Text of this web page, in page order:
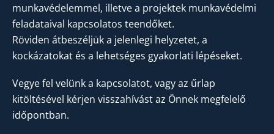
munkavédelemmel, illetve a projektek munkavédelmi
feladataival kapcsolatos teendőket.
Röviden átbeszéljük a jelenlegi helyzetet, a
kockázatokat és a lehetséges gyakorlati lépéseket.
Vegye fel velünk a kapcsolatot, vagy az űrlap
kitöltésével kérjen visszahívást az Önnek megfelelő
időpontban.